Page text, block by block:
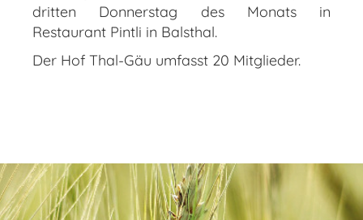
dritten Donnerstag des Monats in
Restaurant Pintli in Balsthal.
Der Hof Thal-Gäu umfasst 20 Mitglieder.